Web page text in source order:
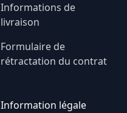
Informations de
livraison
Formulaire de
rétractation du contrat
Information légale